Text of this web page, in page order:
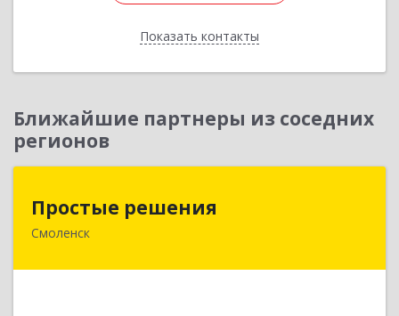
Показать контакты
Назад
Ближайшие партнеры из соседних
регионов
Простые решения
Смоленск
214015, Смоленская обл, Смоленск г, Большая